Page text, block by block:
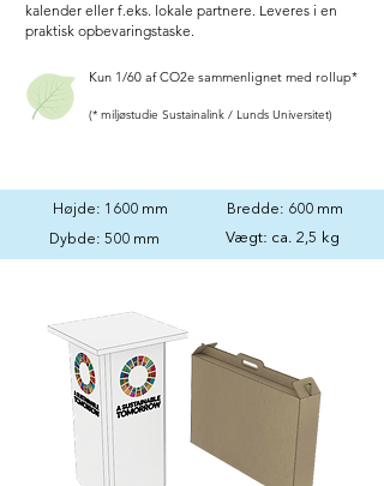
kalender eller f.eks. lokale partnere. Leveres i en
praktisk opbevaringstaske.
Kun 1/60 af CO2e sammenlignet med rollup*
(* miljøstudie Sustainalink / Lunds Universitet)
Højde: 1600 mm Bredde: 600 mm
Dybde: 500 mm Vægt: ca. 2,5 kg